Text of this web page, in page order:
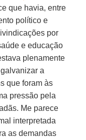
que havia, entre
político e
por
e educação
plenamente
a
que foram às
pressão pela
Me parece
interpretada
as demandas